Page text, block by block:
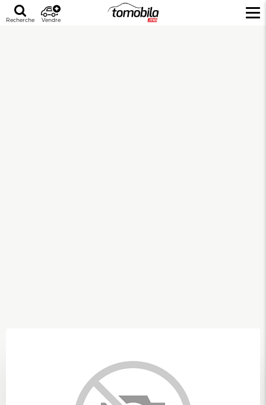
Recherche Vendre